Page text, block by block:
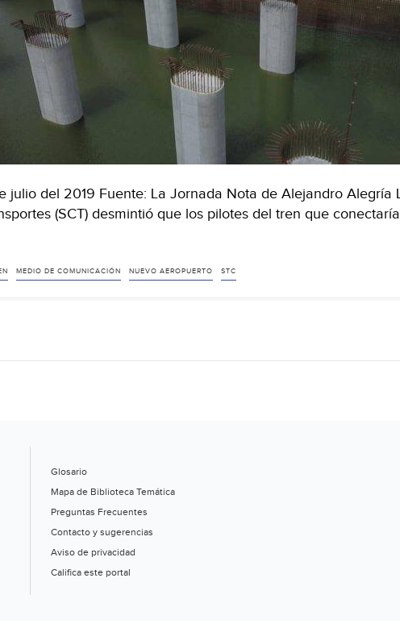
julio del 2019 Fuente: La Jornada Nota de Alejandro Alegría
(SCT) desmintió que los pilotes del tren que
MEDIO DE COMUNICACIÓN NUEVO AEROPUERTO STC
Glosario
Mapa de Biblioteca Temática
Preguntas Frecuentes
Contacto y sugerencias
Aviso de privacidad
Califica este portal